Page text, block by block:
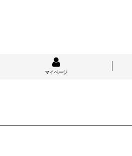
マイページ